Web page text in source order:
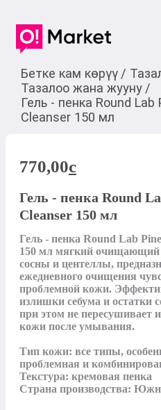
Бетке кам көрүү /
Тазалоо жана жууну /
Гель - пенка Round
Cleanser 150 мл
770,00c
Гель - пенка Round
Cleanser 150 мл
Гель - пенка Round Lab
150 мл мягкий очищающий
сосны и центеллы,
ежедневного очищения
проблемной кожи.
излишки себума и остатки
при этом не пересушивает
кожи после умывания.
Тип кожи: все типы,
проблемная и
Текстура: кремовая пенка
Страна производства: